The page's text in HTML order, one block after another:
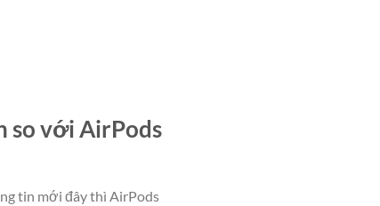
so với AirPods
tin mới đây thì AirPods